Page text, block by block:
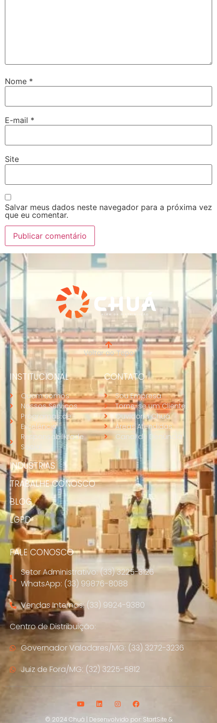
Nome *
E-mail *
Site
Salvar meus dados neste navegador para a próxima vez
que eu comentar.
Voltar ao Topo
INSTITUCIONAL
Quem somos
Nossos Serviços
Programas de
Excelência
Responsabilidade
Social
INDUSTRIAS
TRABALHE CONOSCO
BLOG
LGPD
CONTATO
Sou Empresa
Torne-se um Cliente
Ouvidoria Chuá
Áreas Atendidas
Canal de Denúncia
FALE CONOSCO
Setor Administrativo: (33) 3225-3126
WhatsApp: (33) 99876-8088
Vendas Internas: (33) 9924-9380
Centro de Distribuição:
Governador Valadares/MG: (33) 3272-3236
Juiz de Fora/MG: (32) 3225-5812
© 2024 Chuá | Desenvolvido por: StartSite &